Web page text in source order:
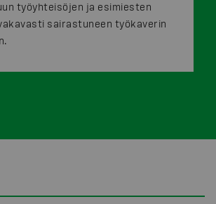
työyhteisöjen ja esimiesten
sairastuneen työkaverin